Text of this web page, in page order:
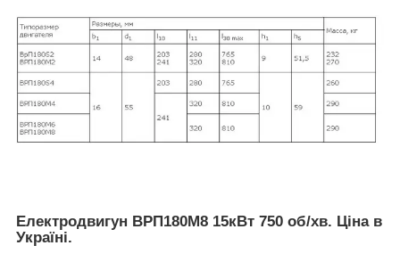
Електродвигун ВРП180М8 15кВт 750 об/хв. Ціна в
Україні.